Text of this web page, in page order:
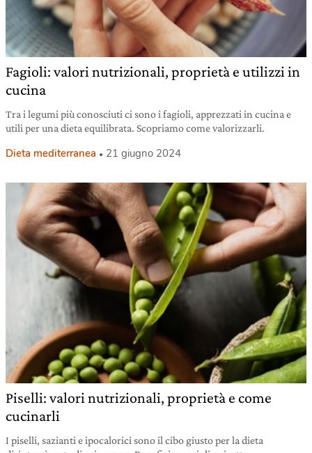
Fagioli: valori nutrizionali, proprietà e utilizzi in
cucina
Tra i legumi più conosciuti ci sono i fagioli, apprezzati in cucina e
utili per una dieta equilibrata. Scopriamo come valorizzarli.
Dieta mediterranea 21 giugno 2024
Piselli: valori nutrizionali, proprietà e come
cucinarli
I piselli, sazianti e ipocalorici sono il cibo giusto per la dieta